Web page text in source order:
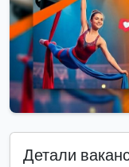
Детали